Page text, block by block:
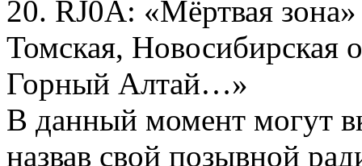
20. RJ0A: «Мёртвая
Томская, Новосибирская
Горный Алтай…»
В данный момент могут
назвав свой позывной